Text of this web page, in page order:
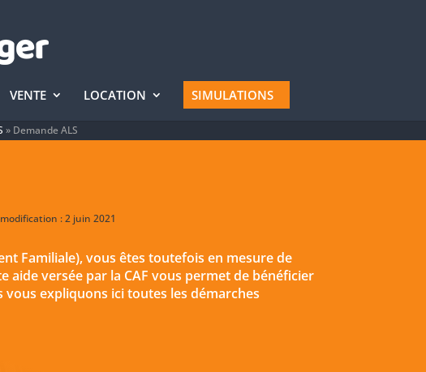
VENTE LOCATION SIMULATIONS
» Demande ALS
: 2 juin 2021
Familiale), vous êtes toutefois en mesure de
aide versée par la CAF vous permet de bénéficier
expliquons ici toutes les démarches